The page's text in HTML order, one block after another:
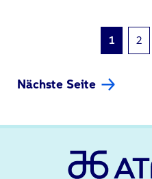
1 2
Nächste Seite